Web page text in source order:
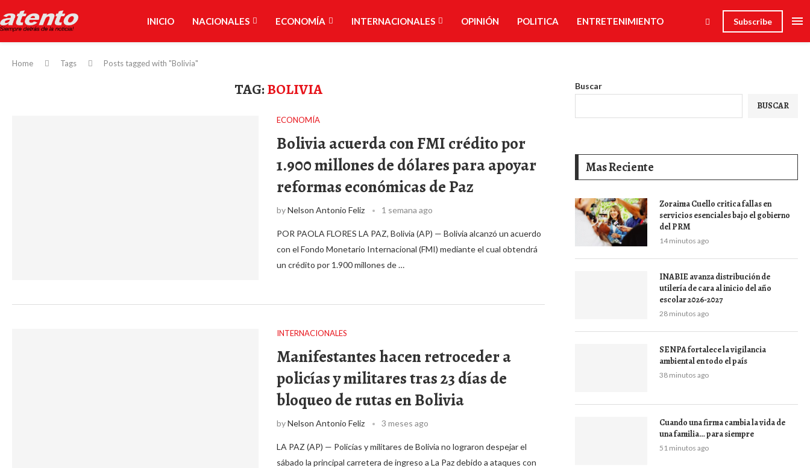
INICIO NACIONALES ECONOMÍA INTERNACIONALES OPINIÓN POLITICA ENTRETENIMIENTO Subscribe
Home Tags Posts tagged with "Bolivia"
TAG:BOLIVIA
ECONOMÍA
Bolivia acuerda con FMI crédito por
1.900 millones de dólares para apoyar
reformas económicas de Paz
byNelson Antonio Feliz 1 semana ago
POR PAOLA FLORES LA PAZ, Bolivia (AP) — Bolivia alcanzó un acuerdo
con el Fondo Monetario Internacional (FMI) mediante el cual obtendrá
un crédito por 1.900 millones de …
INTERNACIONALES
Manifestantes hacen retroceder a
policías y militares tras 23 días de
bloqueo de rutas en Bolivia
byNelson Antonio Feliz 3 meses ago
LA PAZ (AP) — Policías y militares de Bolivia no lograron despejar el
sábado la principal carretera de ingreso a La Paz debido a ataques con
Buscar
BUSCAR
Mas Reciente
Zoraima Cuello critica fallas en
servicios esenciales bajo el gobierno
del PRM
14 minutos ago
INABIE avanza distribución de
utilería de cara al inicio del año
escolar 2026-2027
28 minutos ago
SENPA fortalece la vigilancia
ambiental en todo el país
38 minutos ago
Cuando una firma cambia la vida de
una familia… para siempre
51 minutos ago